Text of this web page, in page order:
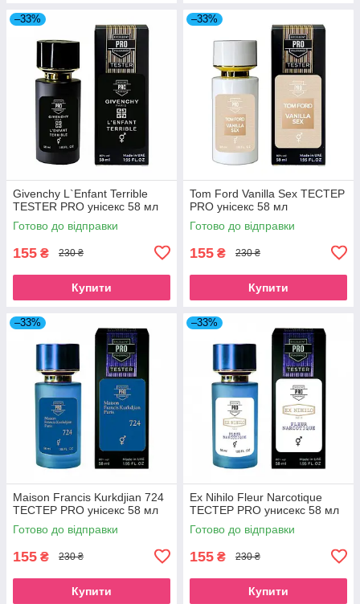
–33%
Givenchy L`Enfant Terrible
ТESTER PRO унісекс 58 мл
Готово до відправки
155 ₴ 230 ₴
Купити
–33%
Tom Ford Vanilla Sex ТЕСТЕР
PRO унісекс 58 мл
Готово до відправки
155 ₴ 230 ₴
Купити
–33%
Maison Francis Kurkdjian 724
ТЕСТЕР PRO унісекс 58 мл
Готово до відправки
155 ₴ 230 ₴
Купити
–33%
Ex Nihilo Fleur Narcotique
ТЕСТЕР PRO унисекс 58 мл
Готово до відправки
155 ₴ 230 ₴
Купити